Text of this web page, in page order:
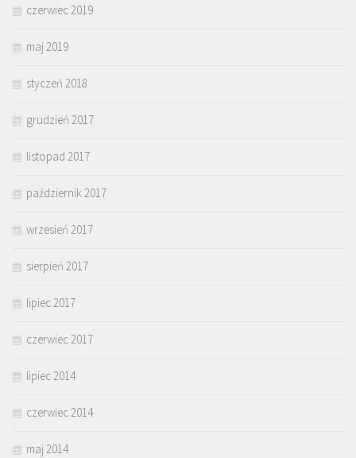
czerwiec 2019
maj 2019
styczeń 2018
grudzień 2017
listopad 2017
październik 2017
wrzesień 2017
sierpień 2017
lipiec 2017
czerwiec 2017
lipiec 2014
czerwiec 2014
maj 2014